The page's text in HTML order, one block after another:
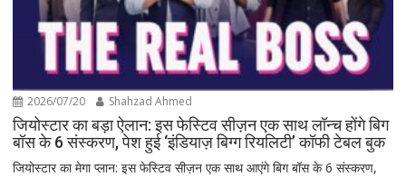
2026/07/20 Shahzad Ahmed
जियोस्टार का बड़ा ऐलान: इस फेस्टिव सीज़न एक साथ लॉन्च होंगे बिग
बॉस के 6 संस्करण, पेश हुई ‘इंडियाज़ बिग्ग रियलिटी’ कॉफी टेबल बुक
जियोस्टार का मेगा प्लान: इस फेस्टिव सीज़न एक साथ आएंगे बिग बॉस के 6 संस्करण,